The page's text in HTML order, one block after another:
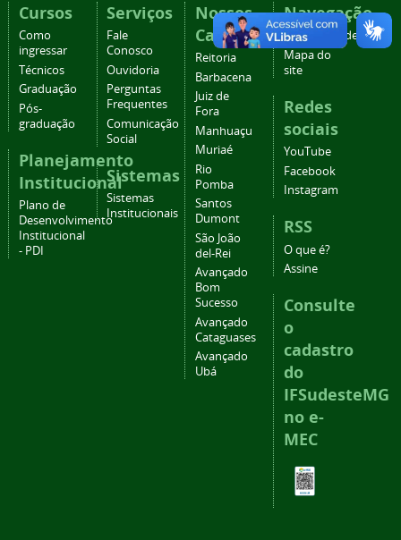
Cursos
Como
ingressar
Técnicos
Graduação
Pós-
graduação
Planejamento
Institucional
Plano de
Desenvolvimento
Institucional
- PDI
Serviços
Fale
Conosco
Ouvidoria
Perguntas
Frequentes
Comunicação
Social
Sistemas
Sistemas
Institucionais
Nossos
Campi
Reitoria
Barbacena
Juiz de
Fora
Manhuaçu
Muriaé
Rio
Pomba
Santos
Dumont
São João
del-Rei
Avançado
Bom
Sucesso
Avançado
Cataguases
Avançado
Ubá
Navegação
Acessibilidade
Mapa do
site
Redes
sociais
YouTube
Facebook
Instagram
RSS
O que é?
Assine
Consulte
o
cadastro
do
IFSudesteMG
no e-
MEC